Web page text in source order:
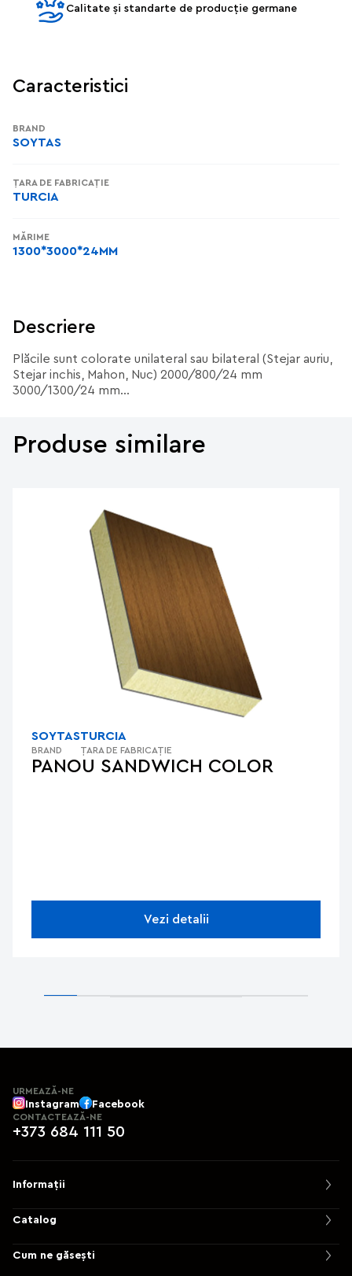
Calitate și standarte de producție germane
Caracteristici
BRAND
SOYTAS
ȚARA DE FABRICAȚIE
TURCIA
MĂRIME
1300*3000*24MM
Descriere
Plăcile sunt colorate unilateral sau bilateral (Stejar auriu,
Stejar inchis, Mahon, Nuc) 2000/800/24 mm
3000/1300/24 mm...
Produse similare
PANOU SANDWICH COLOR
SOYTAS
BRAND
TURCIA
ȚARA DE FABRICAȚIE
Vezi detalii
URMEAZĂ-NE
Instagram Facebook
CONTACTEAZĂ-NE
+373 684 111 50
Informații
Catalog
Cum ne găsești